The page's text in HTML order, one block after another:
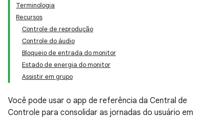
Terminologia
Recursos
Controle de reprodução
Controle do áudio
Bloqueio de entrada do monitor
Estado de energia do monitor
Assistir em grupo
Você pode usar o app de referência da Central de
Controle para consolidar as jornadas do usuário em